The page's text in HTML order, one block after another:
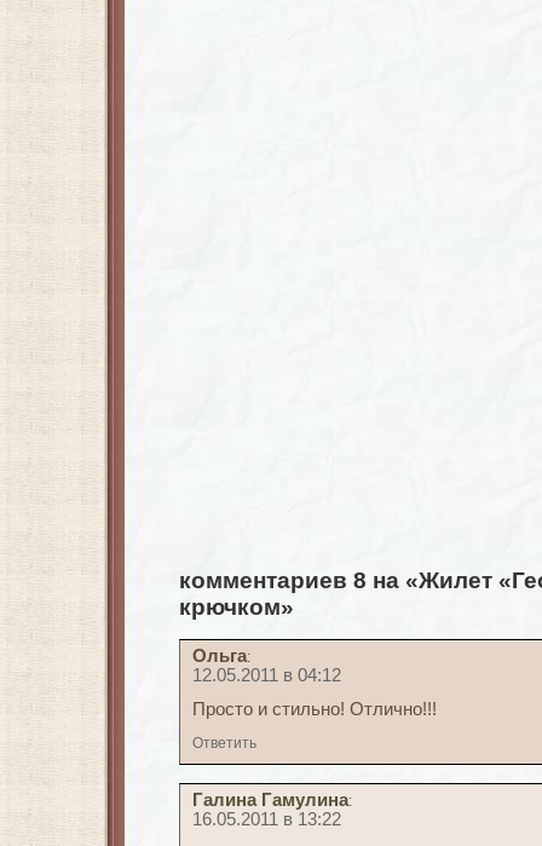
комментариев 8 на «Жилет
крючком»
Ольга:
12.05.2011 в 04:12
Просто и стильно! Отлично!!!
Ответить
Галина Гамулина:
16.05.2011 в 13:22